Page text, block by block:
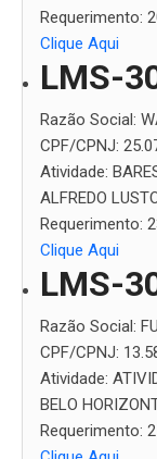
Requerimento:
Clique Aqui
LMS-
Razão Social:
CPF/CPNJ:
Atividade:
ALFREDO
Requerimento:
Clique Aqui
LMS-
Razão Social:
CPF/CPNJ:
Atividade:
BELO
Requerimento: